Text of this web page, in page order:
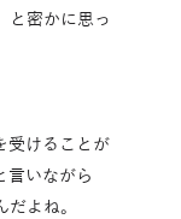
と密かに思っ
受けることが
言いながら
よね。